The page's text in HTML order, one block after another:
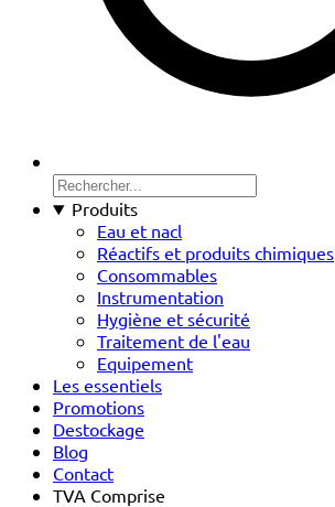
Produits
Eau et nacl
Réactifs et produits chimiques
Consommables
Instrumentation
Hygiène et sécurité
Traitement de l'eau
Equipement
Les essentiels
Promotions
Destockage
Blog
Contact
TVA Comprise